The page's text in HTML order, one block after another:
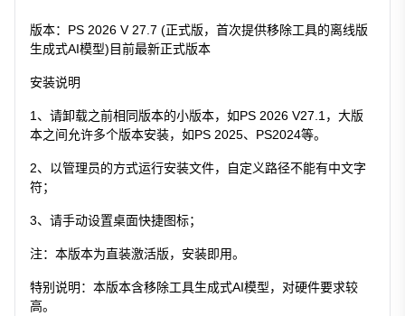
版本：PS 2026 V 27.7 (正式版，首次提供移除工具的离线版
生成式AI模型)目前最新正式版本
安装说明
1、请卸载之前相同版本的小版本，如PS 2026 V27.1，大版
本之间允许多个版本安装，如PS 2025、PS2024等。
2、以管理员的方式运行安装文件，自定义路径不能有中文字
符；
3、请手动设置桌面快捷图标；
注：本版本为直装激活版，安装即用。
特别说明：本版本含移除工具生成式AI模型，对硬件要求较
高。